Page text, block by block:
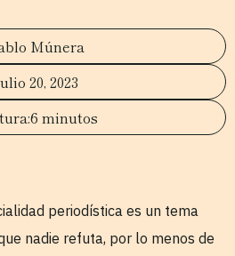
Múnera
20, 2023
6 minutos
periodística es un tema
nadie refuta, por lo menos de